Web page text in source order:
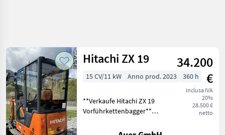
ricerca
Categoria 4 Paese Filtri
PERCORSO
ATTUALE
Macchine
Reimposta
Mostra
27
risultati
Hitachi ZX 19
34.200
€
inclusa IVA
20%
28.500 €
netto
15 CV/11 kW Anno prod. 2023 360 h
**Verkaufe Hitachi ZX 19
Vorführkettenbagger**
Informationen:** Der